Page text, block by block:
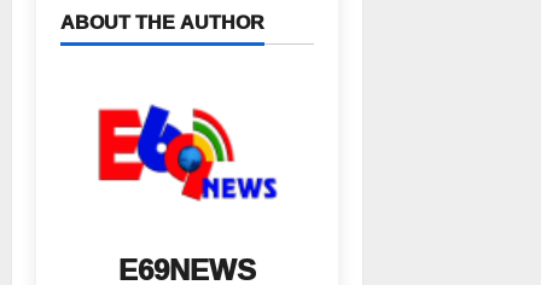
ABOUT THE AUTHOR
E69NEWS